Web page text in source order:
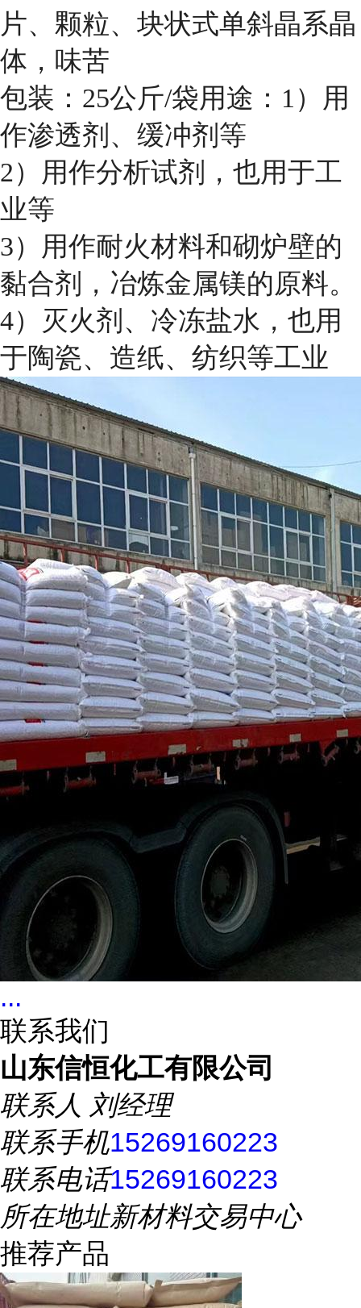
片、颗粒、块状式单斜晶系晶
体，味苦
包装：25公斤/袋用途：1）用
作渗透剂、缓冲剂等
2）用作分析试剂，也用于工
业等
3）用作耐火材料和砌炉壁的
黏合剂，冶炼金属镁的原料。
4）灭火剂、冷冻盐水，也用
于陶瓷、造纸、纺织等工业
...
联系我们
山东信恒化工有限公司
联系人 刘经理
联系手机15269160223
联系电话15269160223
所在地址新材料交易中心
推荐产品